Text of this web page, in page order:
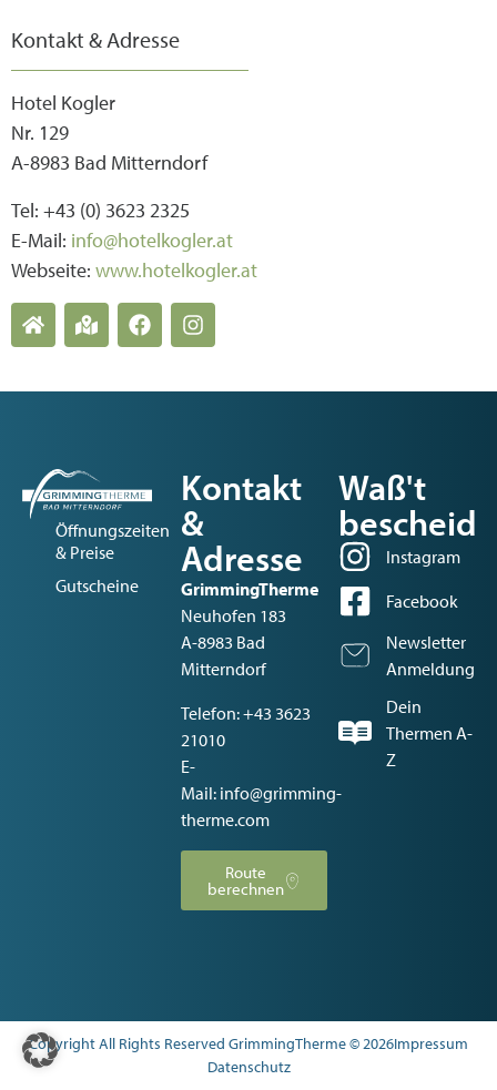
Kontakt & Adresse
Hotel Kogler
Nr. 129
A-8983 Bad Mitterndorf
Tel: +43 (0) 3623 2325
E-Mail: info@hotelkogler.at
Webseite: www.hotelkogler.at
Öffnungszeiten
& Preise
Gutscheine
Kontakt
&
Adresse
GrimmingTherme
Neuhofen 183
A-8983 Bad
Mitterndorf
Telefon:+43 3623
21010
E-
Mail: info@grimming-
therme.com
Route
berechnen
Waß't
bescheid
Instagram
Facebook
Newsletter
Anmeldung
Dein
Thermen A-
Z
Copyright All Rights Reserved GrimmingTherme © 2026Impressum
Datenschutz